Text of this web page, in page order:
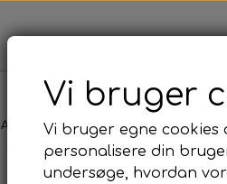
Alm. Bilnøgler Chevrolet - Alm.
Vi bruger
Vi bruger egne
personalisere din
undersøge, hvordan